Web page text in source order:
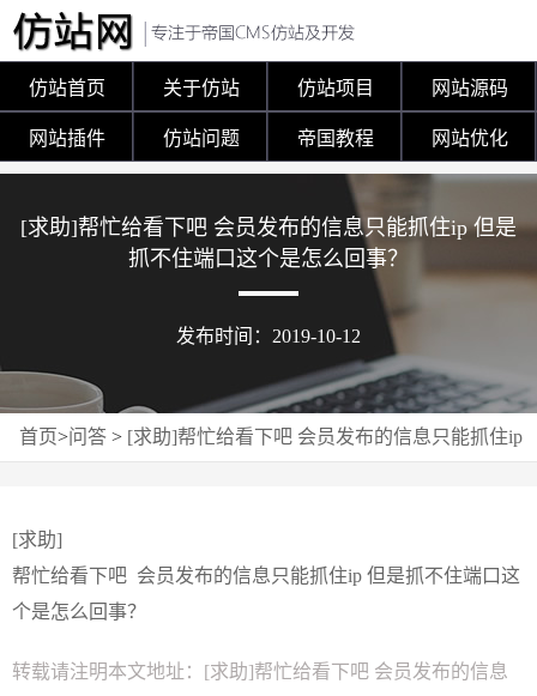
仿站首页 关于仿站 仿站项目 网站源码
网站插件 仿站问题 帝国教程 网站优化
[求助]帮忙给看下吧 会员发布的信息只能抓住ip 但是
抓不住端口这个是怎么回事？
发布时间：2019-10-12
首页>问答 > [求助]帮忙给看下吧 会员发布的信息只能抓住ip
[求助]
帮忙给看下吧 会员发布的信息只能抓住ip 但是抓不住端口这
个是怎么回事？
转载请注明本文地址： [求助]帮忙给看下吧 会员发布的信息